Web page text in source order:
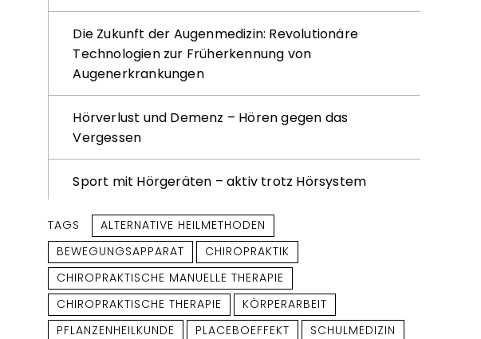
Die Zukunft der Augenmedizin: Revolutionäre
Technologien zur Früherkennung von
Augenerkrankungen
Hörverlust und Demenz – Hören gegen das
Vergessen
Sport mit Hörgeräten – aktiv trotz Hörsystem
TAGS
ALTERNATIVE HEILMETHODEN
BEWEGUNGSAPPARAT
CHIROPRAKTIK
CHIROPRAKTISCHE MANUELLE THERAPIE
CHIROPRAKTISCHE THERAPIE
KÖRPERARBEIT
PFLANZENHEILKUNDE
PLACEBOEFFEKT
SCHULMEDIZIN